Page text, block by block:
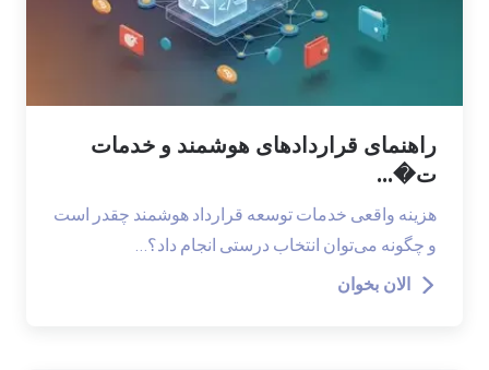
راهنمای قراردادهای هوشمند و خدمات
ت�...
هزینه واقعی خدمات توسعه قرارداد هوشمند چقدر است
و چگونه می‌توان انتخاب درستی انجام داد؟…
الان بخوان